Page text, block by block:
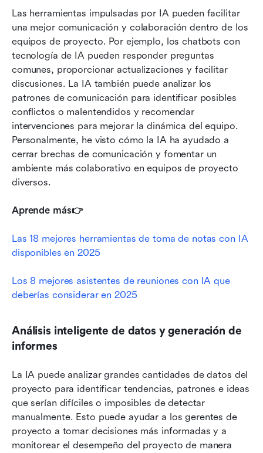
Las herramientas impulsadas por IA pueden facilitar
una mejor comunicación y colaboración dentro de los
equipos de proyecto. Por ejemplo, los chatbots con
tecnología de IA pueden responder preguntas
comunes, proporcionar actualizaciones y facilitar
discusiones. La IA también puede analizar los
patrones de comunicación para identificar posibles
conflictos o malentendidos y recomendar
intervenciones para mejorar la dinámica del equipo.
Personalmente, he visto cómo la IA ha ayudado a
cerrar brechas de comunicación y fomentar un
ambiente más colaborativo en equipos de proyecto
diversos.
Aprende más👉
Las 18 mejores herramientas de toma de notas con IA
disponibles en 2025
Los 8 mejores asistentes de reuniones con IA que
deberías considerar en 2025
Análisis inteligente de datos y generación de
informes
La IA puede analizar grandes cantidades de datos del
proyecto para identificar tendencias, patrones e ideas
que serían difíciles o imposibles de detectar
manualmente. Esto puede ayudar a los gerentes de
proyecto a tomar decisiones más informadas y a
monitorear el desempeño del proyecto de manera